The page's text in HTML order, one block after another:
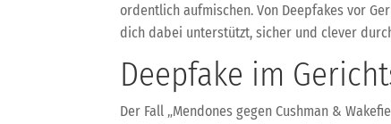
ordentlich aufmischen. Von Deepfakes vor
dich dabei unterstützt, sicher und clever
Deepfake im
Der Fall „Mendones gegen Cushman &